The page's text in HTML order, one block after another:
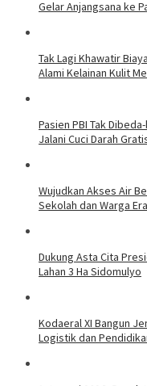
Gelar Anjangsana ke
Tak Lagi Khawatir
Alami Kelainan Kulit
Pasien PBI Tak
Jalani Cuci Darah
​Wujudkan Akses Air
Sekolah dan Warga
​Dukung Asta Cita
Lahan 3 Ha Sidomulyo
Kodaeral XI Bangun
Logistik dan